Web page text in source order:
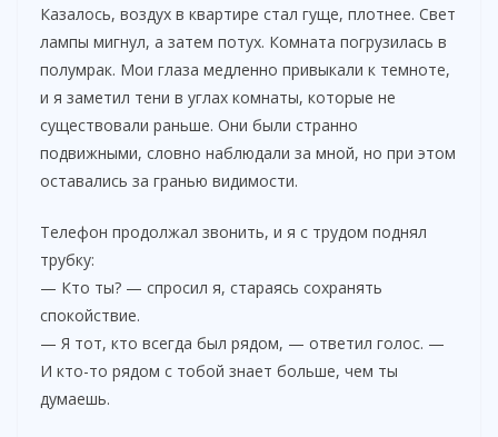
Казалось, воздух в квартире стал гуще, плотнее. Свет
лампы мигнул, а затем потух. Комната погрузилась в
полумрак. Мои глаза медленно привыкали к темноте,
и я заметил тени в углах комнаты, которые не
существовали раньше. Они были странно
подвижными, словно наблюдали за мной, но при этом
оставались за гранью видимости.
Телефон продолжал звонить, и я с трудом поднял
трубку:
— Кто ты? — спросил я, стараясь сохранять
спокойствие.
— Я тот, кто всегда был рядом, — ответил голос. —
И кто-то рядом с тобой знает больше, чем ты
думаешь.